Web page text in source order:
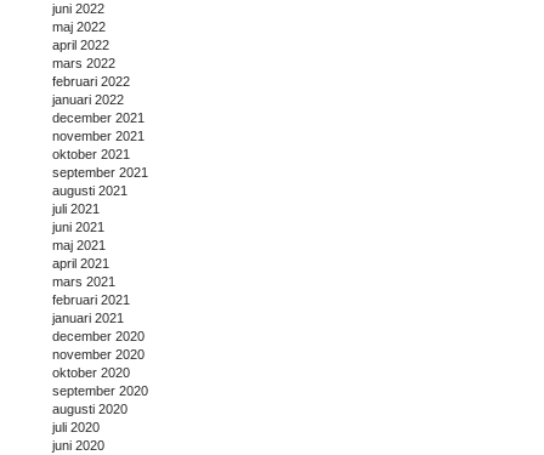
juni 2022
maj 2022
april 2022
mars 2022
februari 2022
januari 2022
december 2021
november 2021
oktober 2021
september 2021
augusti 2021
juli 2021
juni 2021
maj 2021
april 2021
mars 2021
februari 2021
januari 2021
december 2020
november 2020
oktober 2020
september 2020
augusti 2020
juli 2020
juni 2020